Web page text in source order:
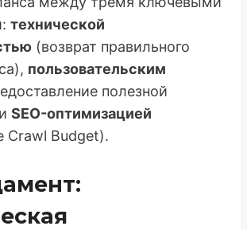
технической
(возврат правильного
пользовательским
полезной
SEO-оптимизацией
Crawl Budget).